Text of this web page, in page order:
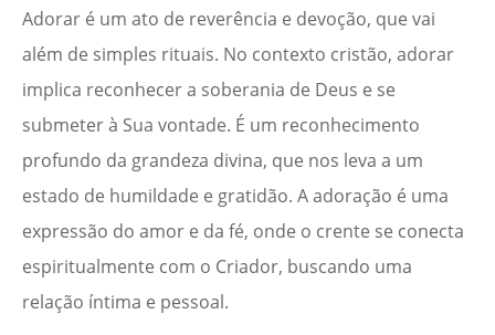
Adorar é um ato de reverência e devoção, que vai
além de simples rituais. No contexto cristão, adorar
implica reconhecer a soberania de Deus e se
submeter à Sua vontade. É um reconhecimento
profundo da grandeza divina, que nos leva a um
estado de humildade e gratidão. A adoração é uma
expressão do amor e da fé, onde o crente se conecta
espiritualmente com o Criador, buscando uma
relação íntima e pessoal.